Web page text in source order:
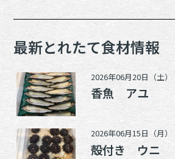
最新とれたて食材情報
2026年06月20日（土）
香魚 アユ
2026年06月15日（月）
殻付き ウニ